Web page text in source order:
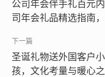
公司年会伴手礼百元
司年会礼品精选指南
圣诞礼物送外国客户
孩，文化考量与暖心